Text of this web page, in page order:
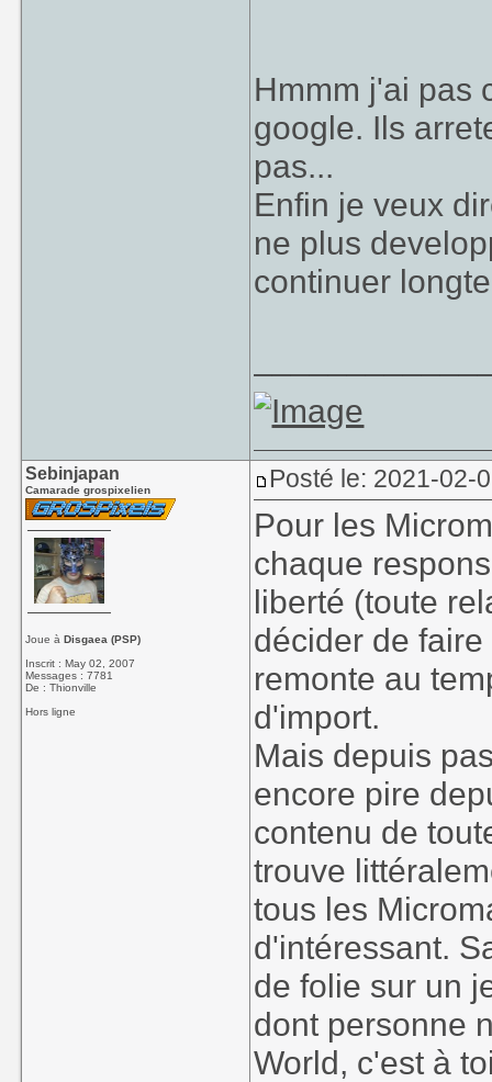
https://
studios-de-
Hmmm j'ai pas
google. Ils
pas...
Enfin je veux
ne plus
continuer
Sebinjapan
Camarade grospixelien
Joue àDisgaea (PSP)
Inscrit : May 02, 2007
Messages : 7781
De : Thionville
Hors ligne
Posté le: 2021-02-
Pour les
chaque
liberté (toute
décider de
remonte au
d'import.
Mais depuis
encore pire
contenu de
trouve
tous les
d'intéressant.
de folie sur un
dont personne
World, c'est à